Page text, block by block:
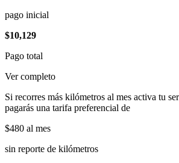
pago inicial
$10,129
Pago total
Ver completo
Si recorres más kilómetros al mes activa tu
pagarás una tarifa preferencial de
$480 al mes
sin reporte de kilómetros